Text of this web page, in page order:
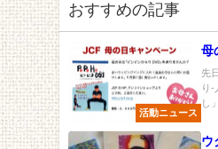
おすすめの記事
活動ニュース
母
先
り-
し
ウ